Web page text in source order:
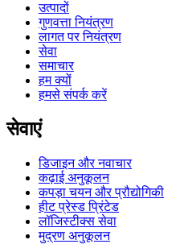
उत्पादों
गुणवत्ता नियंत्रण
लागत पर नियंत्रण
सेवा
समाचार
हम क्यों
हमसे संपर्क करें
सेवाएं
डिजाइन और नवाचार
कढ़ाई अनुकूलन
कपड़ा चयन और प्रौद्योगिकी
हीट प्रेस्ड प्रिंटेड
लॉजिस्टीक्स सेवा
मुद्रण अनुकूलन